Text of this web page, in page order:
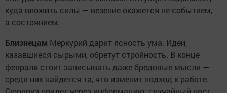
куда вложить силы — везение окажется не событием,
а состоянием.
Близнецам Меркурий дарит ясность ума. Идеи,
казавшиеся сырыми, обретут стройность. В конце
февраля стоит записывать даже бредовые мысли —
среди них найдется та, что изменит подход к работе.